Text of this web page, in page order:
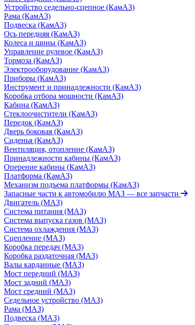
Устройство седельно-сцепное (КамАЗ)
Рама (КамАЗ)
Подвеска (КамАЗ)
Ось передняя (КамАЗ)
Колеса и шины (КамАЗ)
Управление рулевое (КамАЗ)
Тормоза (КамАЗ)
Электрооборудование (КамАЗ)
Приборы (КамАЗ)
Инструмент и принадлежности (КамАЗ)
Коробка отбора мощности (КамАЗ)
Кабина (КамАЗ)
Стеклоочистители (КамАЗ)
Передок (КамАЗ)
Дверь боковая (КамАЗ)
Сиденья (КамАЗ)
Вентиляция, отопление (КамАЗ)
Принадлежности кабины (КамАЗ)
Оперение кабины (КамАЗ)
Платформа (КамАЗ)
Механизм подъема платформы (КамАЗ)
Запасные части к автомобилю МАЗ — все запчасти
Двигатель (МАЗ)
Система питания (МАЗ)
Система выпуска газов (МАЗ)
Система охлаждения (МАЗ)
Сцепление (МАЗ)
Коробка передач (МАЗ)
Коробка раздаточная (МАЗ)
Валы карданные (МАЗ)
Мост передний (МАЗ)
Мост задний (МАЗ)
Мост средний (МАЗ)
Седельное устройство (МАЗ)
Рама (МАЗ)
Подвеска (МАЗ)